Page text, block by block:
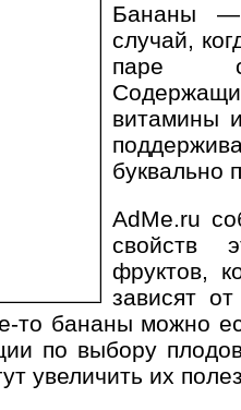
Бананы
случай,
паре с
витамины
буквально
AdMe.ru
свойств
фруктов,
зависят
то бананы можно
по выбору
увеличить их